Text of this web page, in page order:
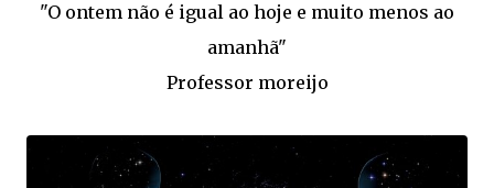
"O ontem não é igual ao hoje e muito menos ao
amanhã"
Professor moreijo